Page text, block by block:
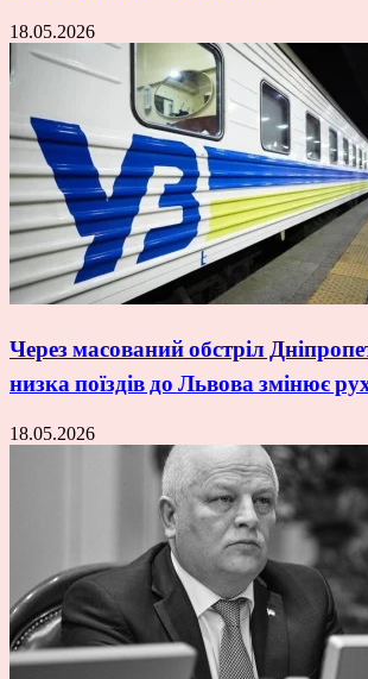
18.05.2026
Через масований обстріл
низка поїздів до Львова змінює
18.05.2026